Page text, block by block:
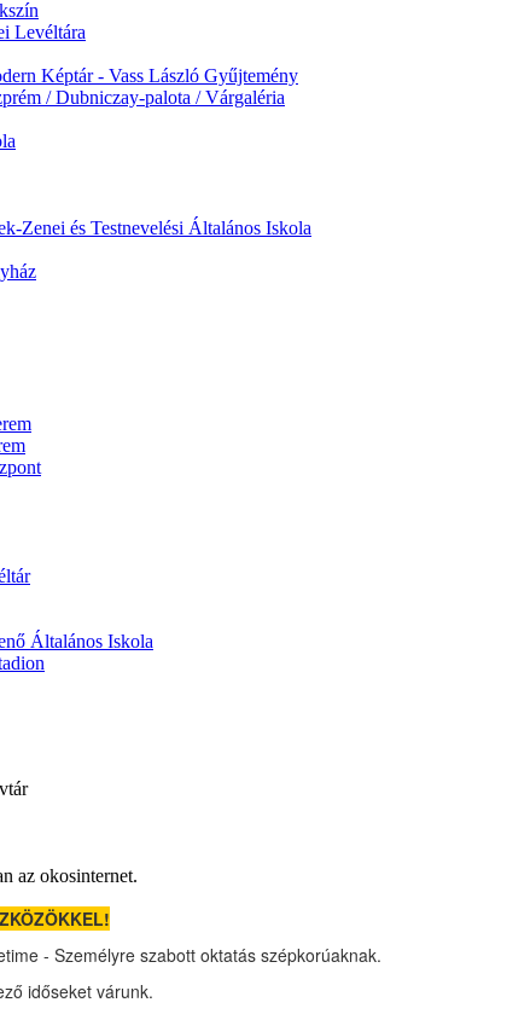
Levéltára
Képtár - Vass László Gyűjtemény
/ Dubniczay-palota / Várgaléria
Zenei és Testnevelési Általános Iskola
Általános Iskola
az okosinternet.
- Személyre szabott oktatás szépkorúaknak.
időseket várunk.